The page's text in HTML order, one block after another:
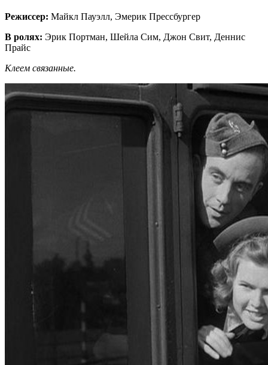
Режиссер: Майкл Пауэлл, Эмерик Прессбургер
В ролях: Эрик Портман, Шейла Сим, Джон Свит, Деннис
Прайс
Клеем связанные.